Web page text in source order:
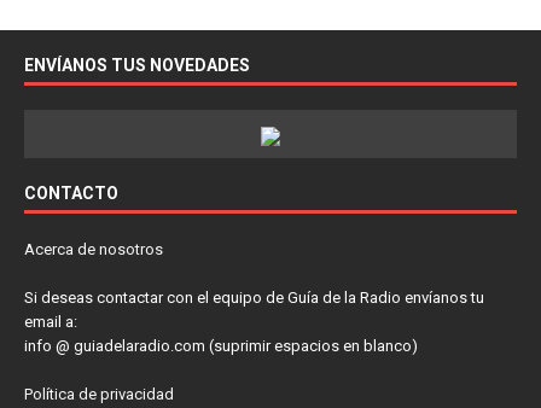
ENVÍANOS TUS NOVEDADES
CONTACTO
Acerca de nosotros
Si deseas contactar con el equipo de Guía de la Radio envíanos tu
email a:
info @ guiadelaradio.com (suprimir espacios en blanco)
Política de privacidad